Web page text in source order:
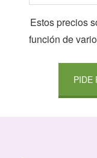
Estos precios
función de
PIDE